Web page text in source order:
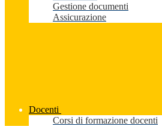
Gestione documenti
Assicurazione
Docenti
Corsi di formazione docenti